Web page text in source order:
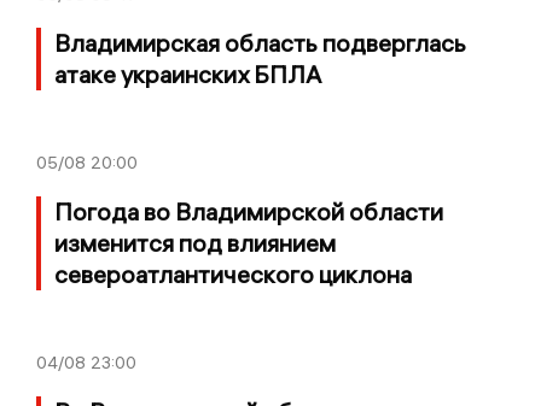
Владимирская область подверглась
атаке украинских БПЛА
05/08 20:00
Погода во Владимирской области
изменится под влиянием
североатлантического циклона
04/08 23:00